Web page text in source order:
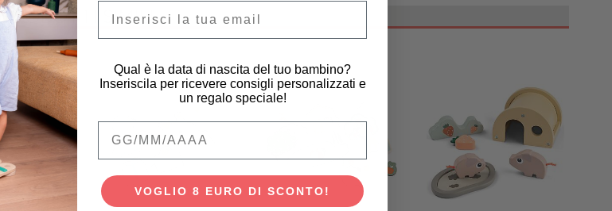
PRODOTTI SIMILI
Qual è la data di nascita del tuo bambino?
Inseriscila per ricevere consigli personalizzati e
un regalo speciale!
VOGLIO 8 EURO DI SCONTO!